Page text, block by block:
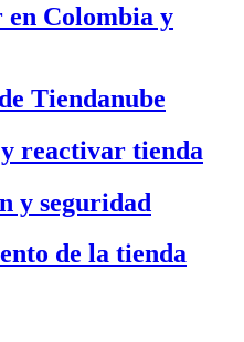
en Colombia y
Tiendanube
reactivar tienda
y seguridad
de la tienda